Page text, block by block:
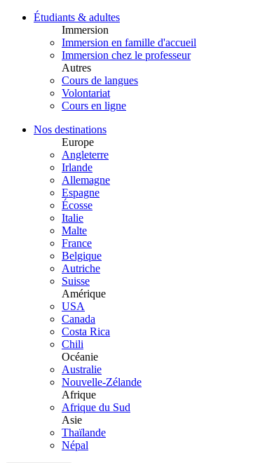
Étudiants & adultes
Immersion
Immersion en famille d'accueil
Immersion chez le professeur
Autres
Cours de langues
Volontariat
Cours en ligne
Nos destinations
Europe
Angleterre
Irlande
Allemagne
Espagne
Écosse
Italie
Malte
France
Belgique
Autriche
Suisse
Amérique
USA
Canada
Costa Rica
Chili
Océanie
Australie
Nouvelle-Zélande
Afrique
Afrique du Sud
Asie
Thaïlande
Népal